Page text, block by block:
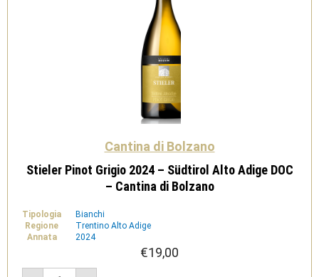
Cantina di Bolzano
Stieler Pinot Grigio 2024 – Südtirol Alto Adige DOC
– Cantina di Bolzano
Tipologia
Bianchi
Regione
Trentino Alto Adige
Annata
2024
€19,00
Stieler